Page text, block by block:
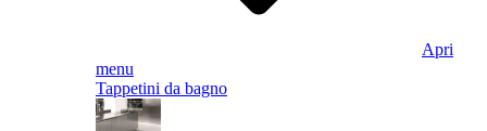
Apri
menu
Tappetini da bagno